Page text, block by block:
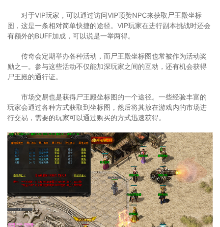
对于VIP玩家，可以通过访问VIP顶赞NPC来获取尸王殿坐标
图，这是一条相对简单快捷的途径。VIP玩家在进行副本挑战时还会
有额外的BUFF加成，可以说是一举两得。
传奇会定期举办各种活动，而尸王殿坐标图也常被作为活动奖
励之一。参与这些活动不仅能加深玩家之间的互动，还有机会获得
尸王殿的通行证。
市场交易也是获得尸王殿坐标图的一个途径。一些经验丰富的
玩家会通过各种方式获取到坐标图，然后将其放在游戏内的市场进
行交易，需要的玩家可以通过购买的方式迅速获得。